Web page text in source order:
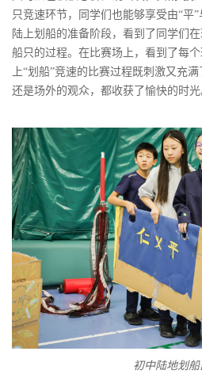
只竞速环节，同学们也能够享受由“平
陆上划船的准备阶段，看到了同学们
船只的过程。在比赛场上，看到了每
上“划船”竞速的比赛过程既刺激又充
还是场外的观众，都收获了愉快的时光
初中陆地划船